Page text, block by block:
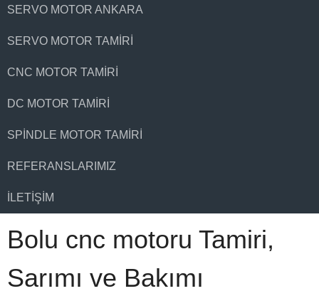
SERVO MOTOR ANKARA
SERVO MOTOR TAMIRI
CNC MOTOR TAMIRI
DC MOTOR TAMIRI
SPINDLE MOTOR TAMIRI
REFERANSLARIMIZ
İLETIŞIM
Bolu cnc motoru Tamiri,
Sarımı ve Bakımı